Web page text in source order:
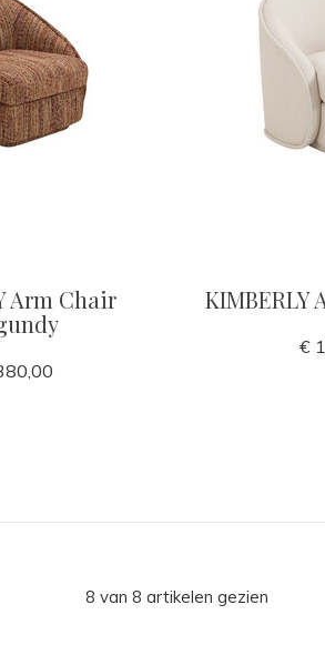
Arm Chair
KIMBERLY
€
8 van 8 artikelen gezien